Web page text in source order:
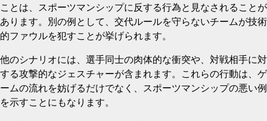
ことは、スポーツマンシップに反する行為と見なされることが
あります。別の例として、交代ルールを守らないチームが技術
的ファウルを犯すことが挙げられます。
他のシナリオには、選手同士の肉体的な衝突や、対戦相手に対
する攻撃的なジェスチャーが含まれます。これらの行動は、ゲ
ームの流れを妨げるだけでなく、スポーツマンシップの悪い例
を示すことにもなります。